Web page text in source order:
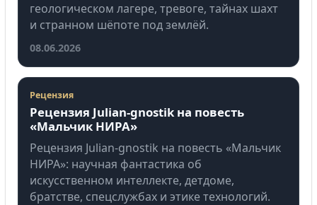
геологическом лагере, тревоге, тайнах шахт
и странном шёпоте под землёй.
08.06.2026
Рецензия
Рецензия Julian-gnostik на повесть
«Мальчик НИРА»
Рецензия Julian-gnostik на повесть «Мальчик
НИРА»: научная фантастика об
искусственном интеллекте, детдоме,
братстве, спецслужбах и этике технологий.